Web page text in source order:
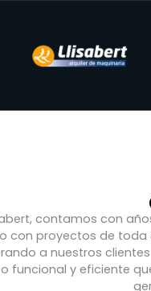
contamos con
con proyectos de toda
a nuestros
funcional y eficiente